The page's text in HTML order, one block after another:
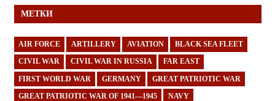
МЕТКИ
AIR FORCE ARTILLERY AVIATION BLACK SEA FLEET
CIVIL WAR CIVIL WAR IN RUSSIA FAR EAST
FIRST WORLD WAR GERMANY GREAT PATRIOTIC WAR
GREAT PATRIOTIC WAR OF 1941—1945 NAVY